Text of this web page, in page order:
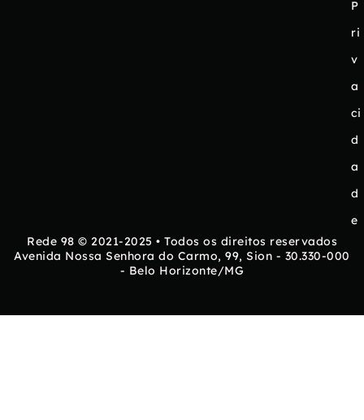
P
ri
v
a
ci
d
a
d
e
Rede 98 © 2021-2025 • Todos os direitos reservados
Avenida Nossa Senhora do Carmo, 99, Sion - 30.330-000
- Belo Horizonte/MG